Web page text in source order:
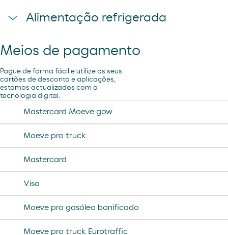
cheetos pandilla
sadwich mediterraneo
compresas evax
tampax compak
desodorante spray axe
Alimentação refrigerada
coca cao shake
minifuet sticks
jamon curado navidul
chorizo revilla
helado magnun
helado calippo
Meios de pagamento
Pague de forma fácil e utilize os seus
cartões de desconto e aplicações,
estamos actualizados com a
tecnologia digital.
Mastercard Moeve gow
Moeve pro truck
Mastercard
Visa
Moeve pro gasóleo bonificado
Moeve pro truck Eurotraffic